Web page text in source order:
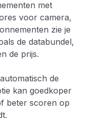
met
voor camera,
zie je
de databundel,
de prijs.
de
kan goedkoper
beter scoren op